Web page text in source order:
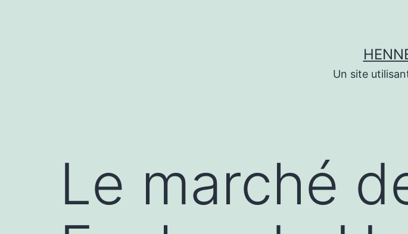
Un site
Le marché